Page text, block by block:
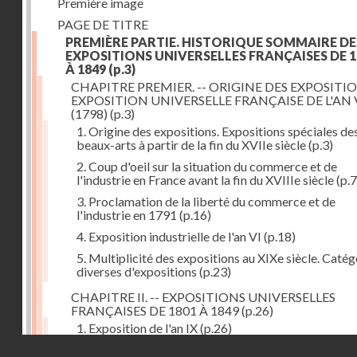
PAGE DE TITRE
PREMIÈRE PARTIE. HISTORIQUE SOMMAIRE
EXPOSITIONS UNIVERSELLES FRANÇAISES DE
À 1849 (p.3)
CHAPITRE PREMIER. -- ORIGINE DES
EXPOSITION UNIVERSELLE FRANÇAISE DE L'AN
(1798) (p.3)
1. Origine des expositions. Expositions spéciales
beaux-arts à partir de la fin du XVIIe siècle(p.3)
2. Coup d'oeil sur la situation du commerce et de
l'industrie en France avant la fin du XVIIIe siècle
3. Proclamation de la liberté du commerce et de
l'industrie en 1791 (p.16)
4. Exposition industrielle de l'an VI (p.18)
5. Multiplicité des expositions au XIXe siècle.
diverses d'expositions (p.23)
CHAPITRE II. -- EXPOSITIONS UNIVERSELLES
FRANÇAISES DE 1801 À 1849(p.26)
1. Exposition de l'an IX(p.26)